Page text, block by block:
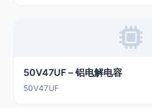
50V47UF – 铝电解电容
50V47UF